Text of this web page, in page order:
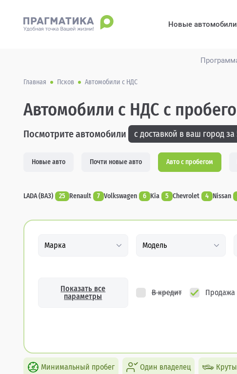
Новые автомобили
Главная Псков Автомобили с НДС
Автомобили с НДС с
Посмотрите автомобили с доставкой в ваш город
Новые авто Почти новые авто Авто с пробегом
LADA (ВАЗ) 25 Renault 7 Volkswagen 6 Kia 5 Chevrolet 4 Nissan
Марка Модель
Показать все
параметры
В кредит Продажа
Минимальный пробег Один владелец